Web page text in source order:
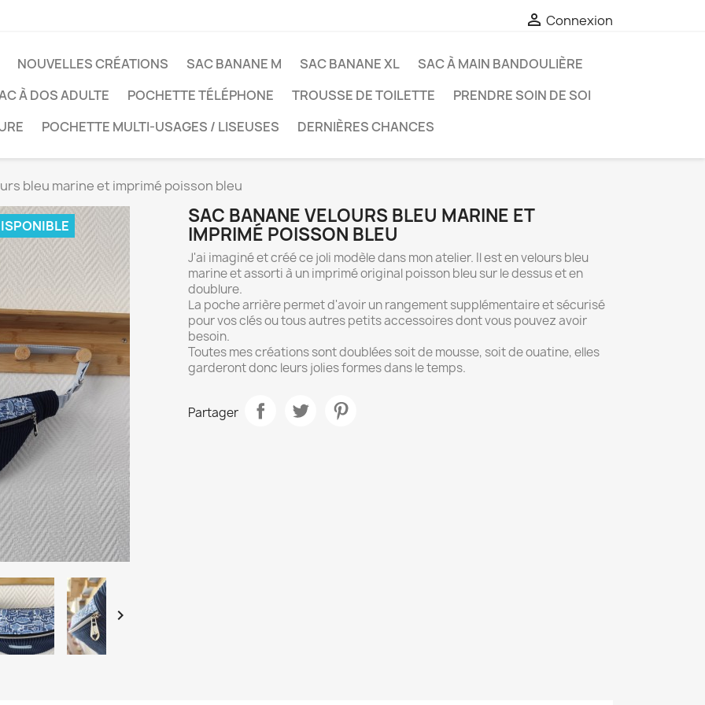
 Connexion
NOUVELLES CRÉATIONS SAC BANANE M SAC BANANE XL
SAC À MAIN BANDOULIÈRE
À DOS ADULTE
POCHETTE TÉLÉPHONE TROUSSE DE TOILETTE
PRENDRE SOIN DE SOI
POCHETTE MULTI-USAGES / LISEUSES DERNIÈRES CHANCES
bleu marine et imprimé poisson bleu

SAC BANANE VELOURS BLEU MARINE ET
IMPRIMÉ POISSON BLEU
J'ai imaginé et créé ce joli modèle dans mon atelier. Il est en velours bleu
marine et assorti à un imprimé original poisson bleu sur le dessus et en
doublure.
La poche arrière permet d'avoir un rangement supplémentaire et sécurisé
pour vos clés ou tous autres petits accessoires dont vous pouvez avoir
besoin.
Toutes mes créations sont doublées soit de mousse, soit de ouatine, elles
garderont donc leurs jolies formes dans le temps.
Partager